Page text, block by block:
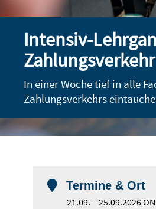
Intensiv-
Zahlungsverkehr
In einer Woche tief in alle
Zahlungsverkehrs
 Termine & Ort
21.09. – 25.09.2026